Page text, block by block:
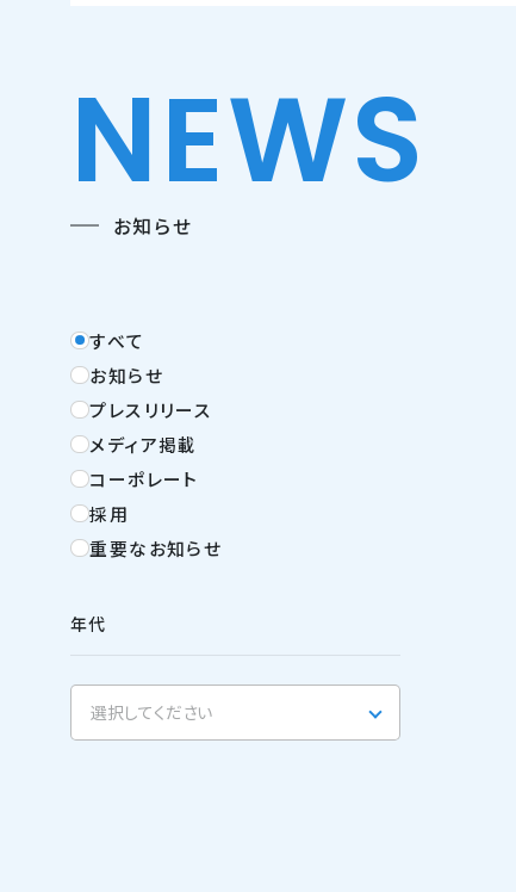
NEWS
お知らせ
すべて
お知らせ
プレスリリース
メディア掲載
コーポレート
採用
重要なお知らせ
年代
選択してください